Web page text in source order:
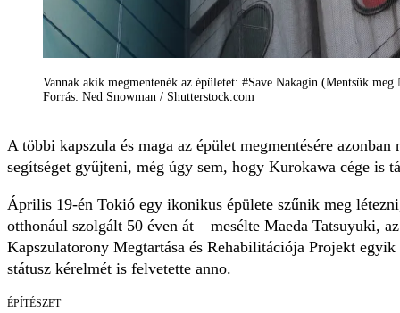
Vannak akik megmentenék az épületet: #Save Nakagin (Mentsük
Forrás: Ned Snowman / Shutterstock.com
A többi kapszula és maga az épület megmentésére
segítséget gyűjteni, még úgy sem, hogy Kurokawa cége is
Április 19-én Tokió egy ikonikus épülete szűnik meg
otthonául szolgált 50 éven át – mesélte Maeda Tatsuyuki,
Kapszulatorony Megtartása és Rehabilitációja Projekt
státusz kérelmét is felvetette anno.
ÉPÍTÉSZET